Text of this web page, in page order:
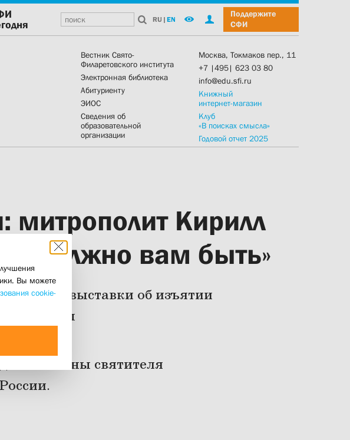
RU | EN
Поддержите
СФИ
Вестник Свято-
Филаретовского института
Электронная библиотека
Абитуриенту
ЭИОС
Сведения об
образовательной
организации
Москва, Токмаков пер., 11
+7 |495| 623 03 80
info@edu.sfi.ru
Книжный
интернет-магазин
Клуб
«В поисках смысла»
Годовой отчет 2025
митрополит Кирилл
должно вам быть»
выставки об изъятии
е годы
кончины святителя
Вы можете
cookie-